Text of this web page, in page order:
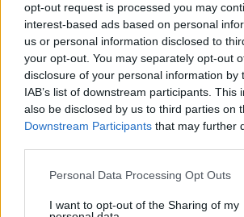
opt-out request is processed you may
interest-based ads based on personal
us or personal information disclosed to
your opt-out. You may separately opt-out
disclosure of your personal information by
IAB’s list of downstream participants. This
also be disclosed by us to third parties on
Downstream Participants that may further
Personal Data Processing Opt Outs
I want to opt-out of the Sharing of my
Hapoel nu a jucat încă niciun meci în
Per total, nu a pierdut niciun duel
2022/2023. A câștigat Supercupa, la
metri, după ce a fost 1-1 în timpul
celor de la Maccabi Haifa.
Lugano (2-0 și 3-1). Așadar, numai
„dublei” cu Craiova.